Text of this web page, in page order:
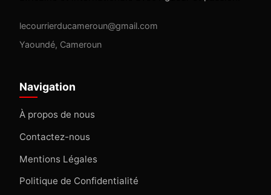
lecourrierducameroun@gmail.com
Yaoundé, Cameroun
Navigation
À propos de nous
Contactez-nous
Mentions Légales
Politique de Confidentialité